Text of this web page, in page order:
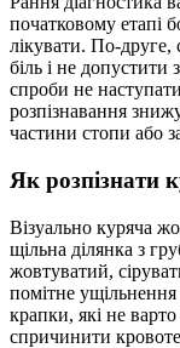
початковому етапі
лікувати. По-друге,
біль і не
спроби не
розпізнавання
частини стопи або
Як розпізнати
Візуально куряча
щільна ділянка з
жовтуватий,
помітне
крапки, які не
спричинити